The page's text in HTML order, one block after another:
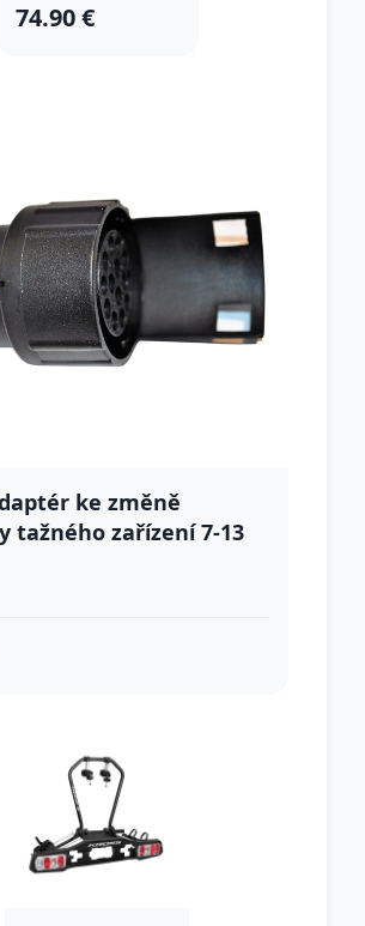
74.90 €
ke změně
tažného zařízení 7-13